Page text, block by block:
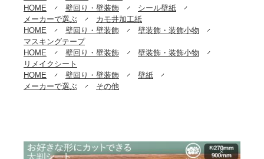
HOME
壁回り・壁装飾
シール壁紙
メーカーで選ぶ
カモ井加工紙
HOME
壁回り・壁装飾
壁装飾・装飾小物
マスキングテープ
HOME
壁回り・壁装飾
壁装飾・装飾小物
リメイクシート
HOME
壁回り・壁装飾
壁紙
メーカーで選ぶ
その他